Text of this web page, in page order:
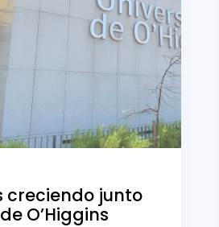
creciendo junto
O’Higgins